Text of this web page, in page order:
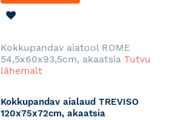
Kokkupandav aiatool ROME
54,5x60x93,5cm, akaatsia Tutvu
lähemalt
Kokkupandav aialaud TREVISO
120x75x72cm, akaatsia